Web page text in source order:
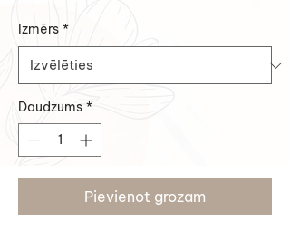
Izmērs *
Daudzums *
Pievienot grozam